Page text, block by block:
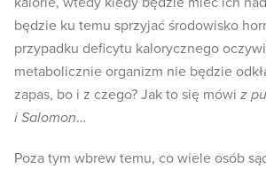
będzie ku temu sprzyjać środowisko
przypadku deficytu kalorycznego
metabolicznie organizm nie będzie
zapas, bo i z czego? Jak to się mówi z
i Salomon…
Poza tym wbrew temu, co wiele osób